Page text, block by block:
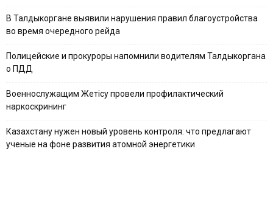
В Талдыкоргане выявили нарушения правил благоустройства
во время очередного рейда
Полицейские и прокуроры напомнили водителям Талдыкоргана
о ПДД
Военнослужащим Жетісу провели профилактический
наркоскрининг
Казахстану нужен новый уровень контроля: что предлагают
ученые на фоне развития атомной энергетики